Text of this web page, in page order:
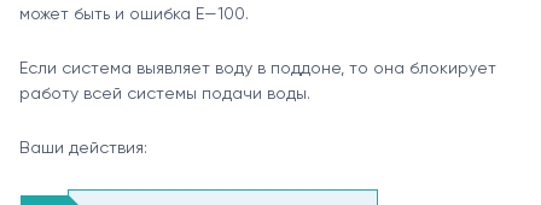
может быть и ошибка E—100.
Если система выявляет воду в поддоне, то она блокирует
работу всей системы подачи воды.
Ваши действия: